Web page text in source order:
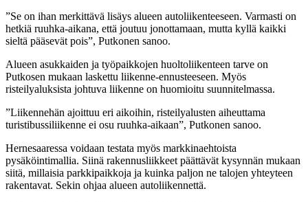
”Se on ihan merkittävä lisäys alueen autoliikenteeseen. Varmasti on
hetkiä ruuhka-aikana, että joutuu jonottamaan, mutta kyllä kaikki
sieltä pääsevät pois”, Putkonen sanoo.
Alueen asukkaiden ja työpaikkojen huoltoliikenteen tarve on
Putkosen mukaan laskettu liikenne-ennusteeseen. Myös
risteilyaluksista johtuva liikenne on huomioitu suunnitelmassa.
”Liikennehän ajoittuu eri aikoihin, risteilyalusten aiheuttama
turistibussiliikenne ei osu ruuhka-aikaan”, Putkonen sanoo.
Hernesaaressa voidaan testata myös markkinaehtoista
pysäköintimallia. Siinä rakennusliikkeet päättävät kysynnän mukaan
siitä, millaisia parkkipaikkoja ja kuinka paljon ne talojen yhteyteen
rakentavat. Sekin ohjaa alueen autoliikennettä.